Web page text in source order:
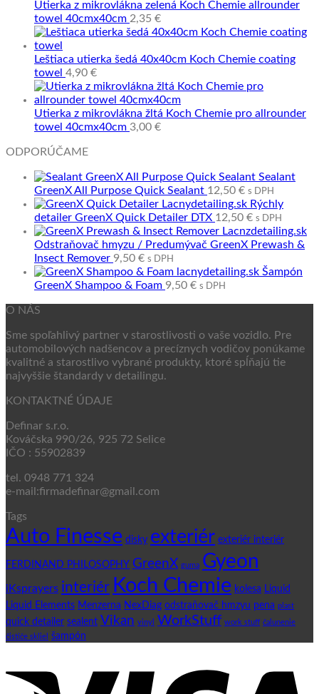
Utierka z mikrovlákna zelená Koch Chemie allrounder
towel 40cmx40cm 2,35 €
Leštiaca utierka šedá 40x40cm Koch Chemie coating
towel 4,90 €
Utierka z mikrovlákna žltá Koch Chemie pro allrounder
towel 40cmx40cm 3,00 €
ODPORÚČAME
Sealant
GreenX All Purpose Quick Sealant 12,50 € s DPH
Rýchly
detailer GreenX Quick Detailer DTX 12,50 € s DPH
Odstraňovač hmyzu / Predumývač GreenX Prewash &
Insect Remover 9,50 € s DPH
Šampón
GreenX Shampoo & Foam 9,50 € s DPH
O NÁS
Sme spoľahlivý partner v starostlivosti o vaše vozidlo. Pre
automobilových nadšencov a precíznych vodičov ponúkame
kvalitné a starostlivo vybrané produkty, ktoré spĺňajú tie
najvyššie štandardy v detailingu.
KONTAKTNÉ ÚDAJE
Definar s.r.o.
Kováčska 990/26, 925 72 Selice
IČO : 55902839
tel. 0948 771 324
e-mail:firmadefinar@gmail.com
Tags
Auto Finesse disky exteriér exteriér interiér
FERDINAND PHILOSOPHY GreenX guma Gyeon
iKsprayers interiér Koch Chemie kolesa Liquid
Liquid Elements Menzerna NexDiag odstraňovač hmzyu pena plast
quick detailer sealent Vikan vinyl WorkStuff work stuff čalunenie
čističe skliel
šampón